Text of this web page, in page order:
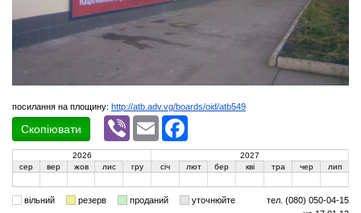
посилання на площину: http://atb.adv.vg/boards/oid/atb549
Скопіювати
Viber Email
2026
2027
сер
вер жов лис гру січ лют бер кві тра чер лип
вільний резерв проданий уточнюйте
тел. (080) 050-04-15